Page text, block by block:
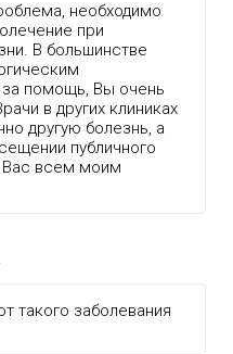
необходимо
при
В большинстве
помощь, Вы очень
в других клиниках
другую болезнь, а
публичного
Вас всем моим
такого заболевания